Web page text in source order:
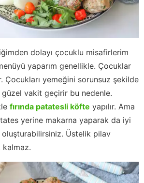
dolayı çocuklu misafirlerim
yaparım genellikle. Çocuklar
Çocukları yemeğini sorunsuz şekilde
vakit geçirir bu nedenle.
fırında patatesli köfte yapılır. Ama
yerine makarna yaparak da iyi
Üstelik pilav
kalmaz.